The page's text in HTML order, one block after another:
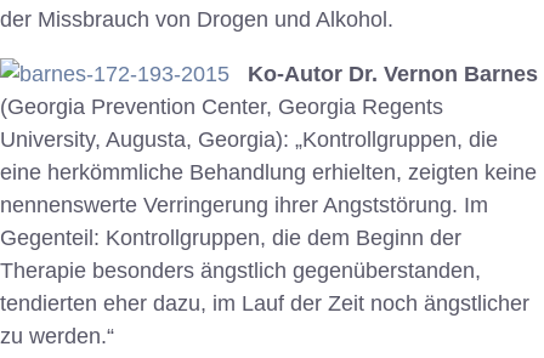
der Missbrauch von Drogen und Alkohol.
Ko-Autor Dr. Vernon Barnes
(Georgia Prevention Center, Georgia Regents
University, Augusta, Georgia): „Kontrollgruppen, die
eine herkömmliche Behandlung erhielten, zeigten keine
nennenswerte Verringerung ihrer Angststörung. Im
Gegenteil: Kontrollgruppen, die dem Beginn der
Therapie besonders ängstlich gegenüberstanden,
tendierten eher dazu, im Lauf der Zeit noch ängstlicher
zu werden.“